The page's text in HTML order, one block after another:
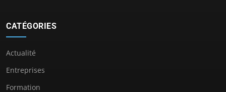
CATÉGORIES
Actualité
Entreprises
Formation